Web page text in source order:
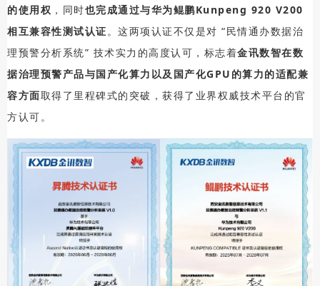
的使用权 ，同时也完成通过与华为鲲鹏Kunpeng 920 V200
相互兼容性测试认证。这两项认证不仅是对 “民情通办数据治
理预警分析系统” 技术实力的高度认可，标志着金讯数智在数
据治理预警产品与国产化算力以及国产化GPU的算力的适配兼
容方面取得了里程碑式的突破，获得了业界权威技术平台的官
方认可。